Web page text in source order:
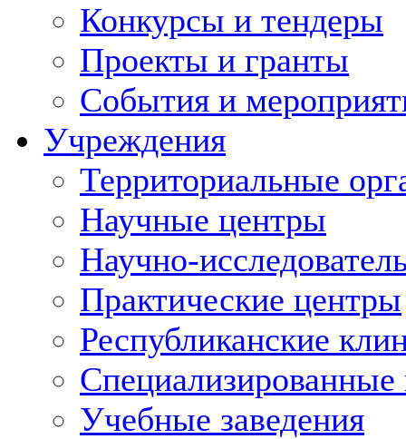
Конкурсы и тендеры
Проекты и гранты
События и
Учреждения
Территориальные
Научные центры
Научно-
Практические центры
Республиканские
Учебные заведения